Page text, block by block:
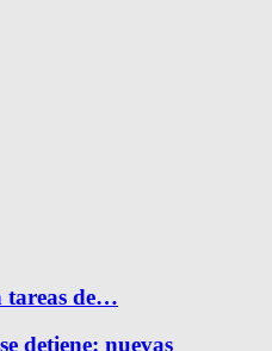
tareas de…
detiene: nuevas